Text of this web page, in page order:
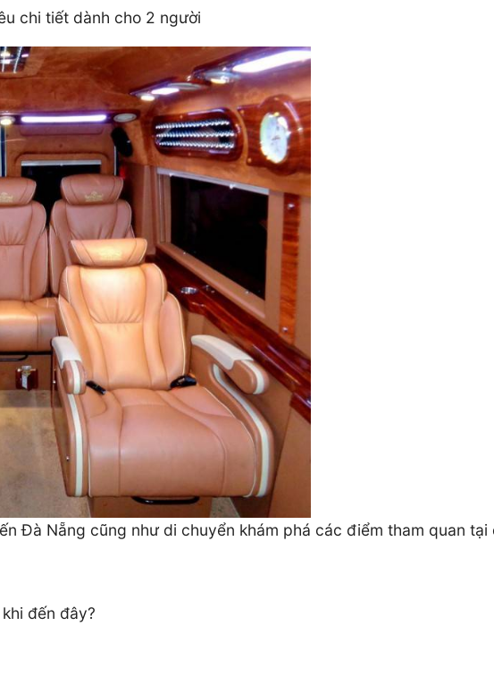
chi tiết dành cho 2 người
Đà Nẵng cũng như di chuyển khám phá các điểm tham quan tại
đến đây?